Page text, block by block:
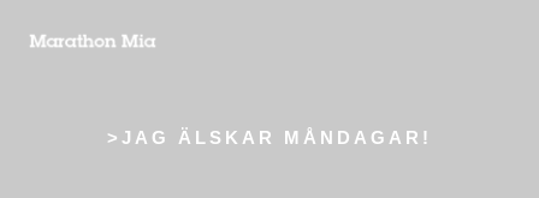
>JAG ÄLSKAR MÅNDAGAR!